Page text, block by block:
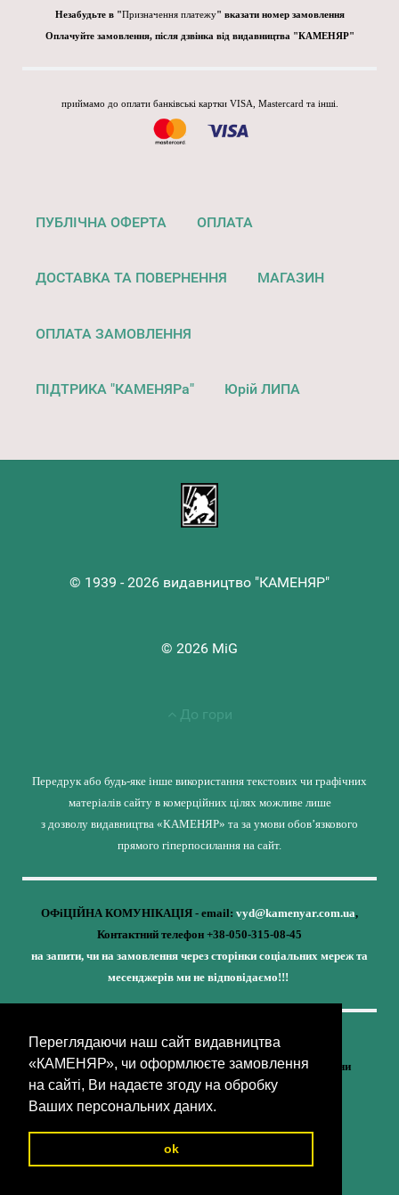
Переглядаючи наш сайт видавництва
«КАМЕНЯР», чи оформлюєте замовлення
на сайті, Ви надаєте згоду на обробку
Ваших персональних даних.
ok
Незабудьте в "Призначення платежу" вказати номер замовлення
Оплачуйте замовлення, після дзвінка від видавництва "КАМЕНЯР"
приймамо до оплати банківські картки VISA, Mastercard та інші.
ПУБЛІЧНА ОФЕРТА ОПЛАТА
ДОСТАВКА ТА ПОВЕРНЕННЯ МАГАЗИН
ОПЛАТА ЗАМОВЛЕННЯ
ПІДТРИКА "КАМЕНЯРа" Юрій ЛИПА
© 1939 - 2026 видавництво "КАМЕНЯР"
© 2026 MiG
До гори
Передрук або будь-яке інше використання текстових чи графічних
матеріалів сайту в комерційних цілях можливе лише
з дозволу видавництва «КАМЕНЯР» та за умови обов’язкового
прямого гіперпосилання на сайт.
ОФіЦІЙНА КОМУНІКАЦІЯ - email: vyd@kamenyar.com.ua,
Контактний телефон +38-050-315-08-45
на запити, чи на замовлення через сторінки соціальних мереж та
месенджерів ми не відповідаємо!!!
Кожне наше видання - це внесок у спротив,
у збереження ідентичності та неминучу перемогу України
(видавництво «КАМЕНЯР»)